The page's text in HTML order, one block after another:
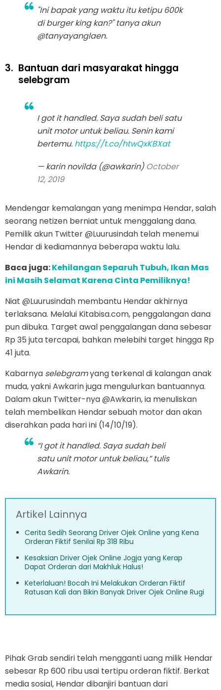
"Ini bapak yang waktu itu ketipu 600k
di burger king kan?" tanya akun
@tanyayanglaen.
3. Bantuan dari masyarakat hingga
selebgram
I got it handled. Saya sudah beli satu
unit motor untuk beliau. Senin kami
bertemu. https://t.co/htwQxKBXat
— karin novilda (@awkarin) October
12, 2019
Mendengar kemalangan yang menimpa Hendar, salah
seorang netizen berniat untuk menggalang dana.
Pemilik akun Twitter @Luurusindah telah menemui
Hendar di kediamannya beberapa waktu lalu.
Baca juga:Kehilangan Separuh Tubuh, Ikan Mas
ini Masih Selamat Karena Cinta Pemiliknya!
Niat @Luurusindah membantu Hendar akhirnya
terlaksana. Melalui Kitabisa.com, penggalangan dana
pun dibuka. Target awal penggalangan dana sebesar
Rp 35 juta tercapai, bahkan melebihi target hingga Rp
41 juta.
Kabarnya selebgramyang terkenal di kalangan anak
muda, yakni Awkarin juga mengulurkan bantuannya.
Dalam akun Twitter-nya @Awkarin, ia menuliskan
telah membelikan Hendar sebuah motor dan akan
diserahkan pada hari ini (14/10/19).
“I got it handled. Saya sudah beli
satu unit motor untuk beliau,” tulis
Awkarin.
Artikel Lainnya
Cerita Sedih Seorang Driver Ojek Online yang Kena
Orderan Fiktif Senilai Rp 318 Ribu
Kesaksian Driver Ojek Online Jogja yang Kerap
Dapat Orderan dari Makhluk Halus!
Keterlaluan! Bocah Ini Melakukan Orderan Fiktif
Ratusan Kali dan Bikin Banyak Driver Ojek Online Rugi
Pihak Grab sendiri telah mengganti uang milik Hendar
sebesar Rp 600 ribu usai tertipu orderan fiktif. Berkat
media sosial, Hendar dibanjiri bantuan dari